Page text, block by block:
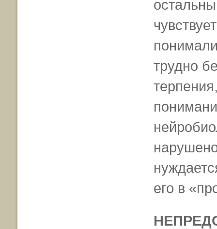
трудно
его в